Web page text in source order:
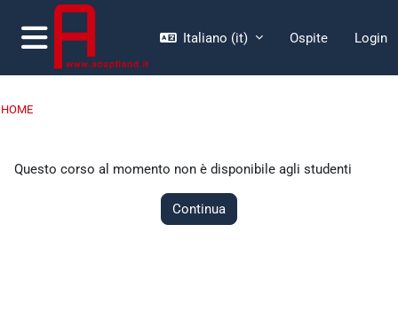
Vai al contenuto principale
Pannello laterale
Italiano ‎(it)‎ Ospite Login
HOME
Questo corso al momento non è disponibile agli studenti
Continua